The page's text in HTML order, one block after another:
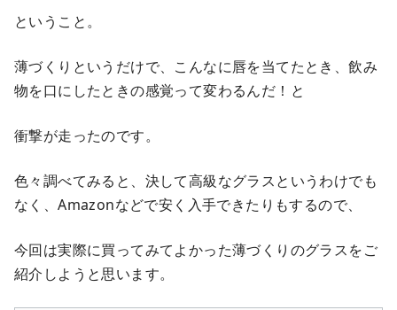
ということ。
薄づくりというだけで、こんなに唇を当てたとき、飲み
物を口にしたときの感覚って変わるんだ！と
衝撃が走ったのです。
色々調べてみると、決して高級なグラスというわけでも
なく、Amazonなどで安く入手できたりもするので、
今回は実際に買ってみてよかった薄づくりのグラスをご
紹介しようと思います。